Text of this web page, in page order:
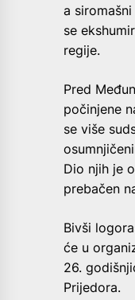
a
se
regije.
Pred
počinjene
se više
Dio njih je
prebačen
Bivši
će u
26.
Prijedora.